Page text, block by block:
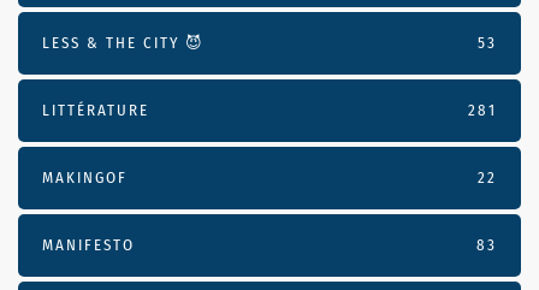
LESS & THE CITY 😈 53
LITTÉRATURE 281
MAKINGOF 22
MANIFESTO 83